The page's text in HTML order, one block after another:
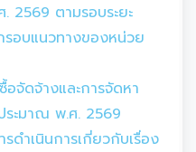
2569 ตามรอบระยะ
รอบแนวทางของหน่วย
อจัดจ้างและการจัดหา
ระมาณ พ.ศ. 2569
ดำเนินการเกี่ยวกับเรื่อง